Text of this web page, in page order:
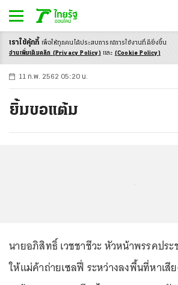
-ก ก ก+
11 ก.พ. 2562 05:20 น.
ยิ้มขอแต้ม
นายอภิสิทธิ์ เวชชาชีวะ หัวหน้าพรรคปร
ให้แม่ค้าถ่ายเซลฟี่ ระหว่างลงพื้นที่หาเสี
เราใช้คุ้กกี้ เพื่อให้ทุกคนได้ประสบการณ์การใช้งานที่ดียิ่งขึ้น
อ่านเพิ่มเติมคลิก (Privacy Policy) และ (Cookie Policy)